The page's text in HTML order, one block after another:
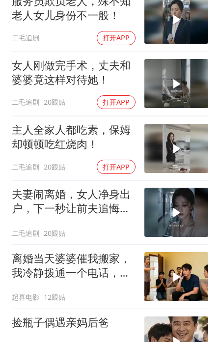
老人女儿身份不一般！
二毛追剧 打开APP
女人刚做完手术，丈夫和
婆婆竟这样对待她！
二毛追剧 20跟贴 打开APP
主人全家人都吃素，保姆
却顿顿吃红烧肉！
二毛追剧 20跟贴 打开APP
夫妻闹离婚，女人净身出
户，下一秒让前夫追悔莫
二毛追剧 20跟贴
离婚当天婆婆催我搬家，
我冷静拨通一个电话，全
起喜电影 12跟贴
捡瓶子偶遇亲妈后爸